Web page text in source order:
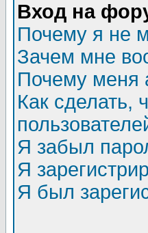
Вход на
Почему я не
Зачем мне
Почему меня
Как сделать,
Я забыл
Я
Я был